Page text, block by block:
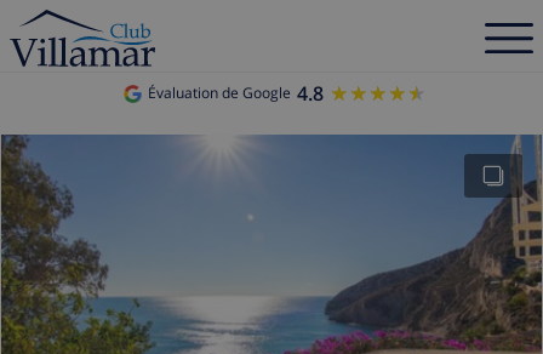
Évaluation de Google 4.8 ★★★★★
★★★★★